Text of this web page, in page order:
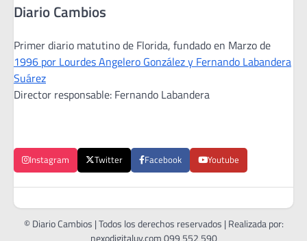
Diario Cambios
Primer diario matutino de Florida, fundado en Marzo de
1996 por Lourdes Angelero González y Fernando Labandera
Suárez
Director responsable: Fernando Labandera
Instagram Twitter Facebook Youtube